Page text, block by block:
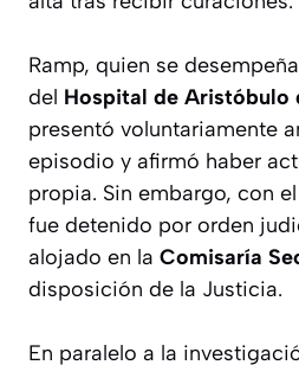
Ramp, quien se
del Hospital de Aristóbulo
presentó voluntariamente
episodio y afirmó haber
propia. Sin embargo, con
fue detenido por orden
alojado en la Comisaría
disposición de la Justicia.
En paralelo a la